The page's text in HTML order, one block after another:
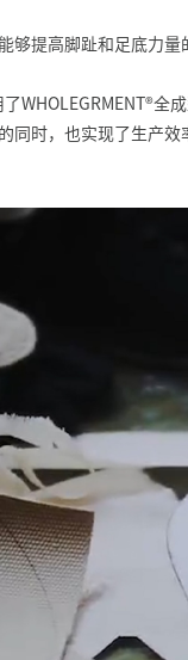
够提高脚趾和足底力
WHOLEGRMENT®全
同时，也实现了生产效